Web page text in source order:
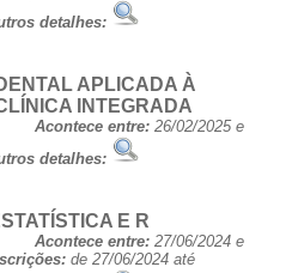
detalhes:
APLICADA À
INTEGRADA
Acontece entre: 26/02/2025 e
detalhes:
E R
Acontece entre: 27/06/2024 e
de 27/06/2024 até